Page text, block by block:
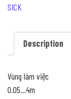
SICK
Description
Vùng làm việc
0.05…4m